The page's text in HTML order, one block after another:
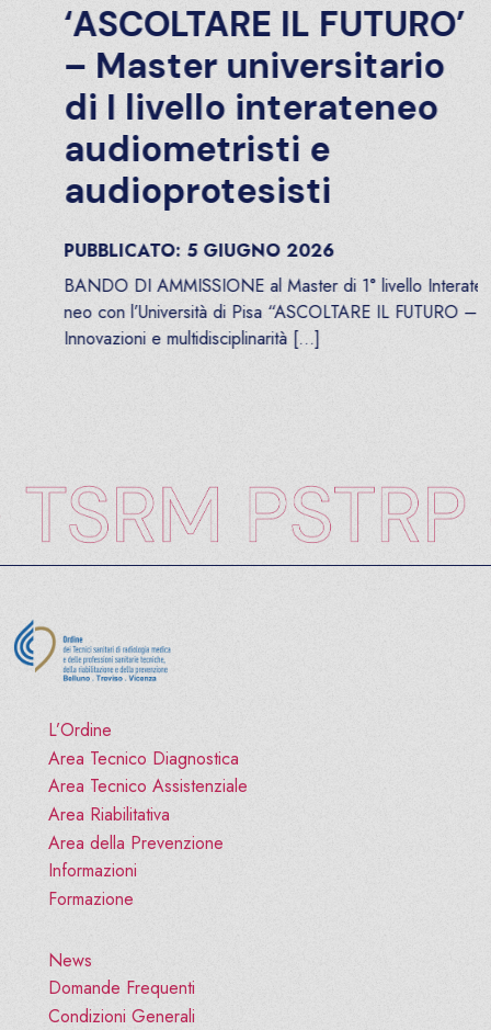
‘ASCOLTARE IL FUTURO’
– Master universitario
di I livello interateneo
audiometristi e
audioprotesisti
PUBBLICATO:5 GIUGNO 2026
BANDO DI AMMISSIONE al Master di 1° livello Interate
neo con l’Università di Pisa “ASCOLTARE IL FUTURO –
Innovazioni e multidisciplinarità […]
L’Ordine
Area Tecnico Diagnostica
Area Tecnico Assistenziale
Area Riabilitativa
Area della Prevenzione
Informazioni
Formazione
News
Domande Frequenti
Condizioni Generali